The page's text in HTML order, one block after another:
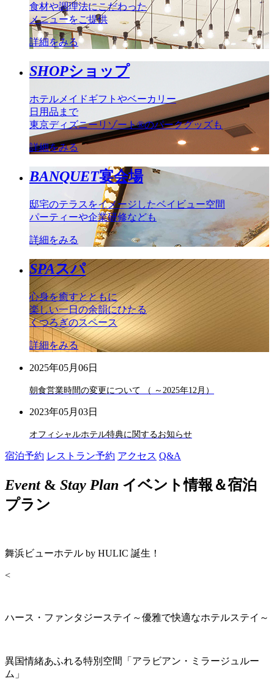
食材や調理法にこだわった
メニューをご提供
詳細をみる
SHOPショップ
ホテルメイドギフトやベーカリー
日用品まで
東京ディズニーリゾート®のパークグッズも
詳細をみる
BANQUET宴会場
邸宅のテラスをイメージしたベイビュー空間
パーティーや企業研修なども
詳細をみる
SPAスパ
心身を癒すとともに
楽しい一日の余韻にひたる
くつろぎのスペース
詳細をみる
2025年05月06日
朝食営業時間の変更について （ ～2025年12月）
2023年05月03日
オフィシャルホテル特典に関するお知らせ
宿泊予約 レストラン予約 アクセス Q&A
Event& Stay Plan イベント情報＆宿泊
プラン
舞浜ビューホテル by HULIC 誕生！
<
ハース・ファンタジーステイ～優雅で快適なホテルステイ～
異国情緒あふれる特別空間「アラビアン・ミラージュルー
ム」